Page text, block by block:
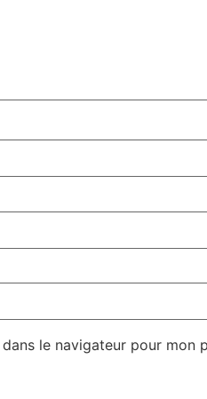
le navigateur pour mon